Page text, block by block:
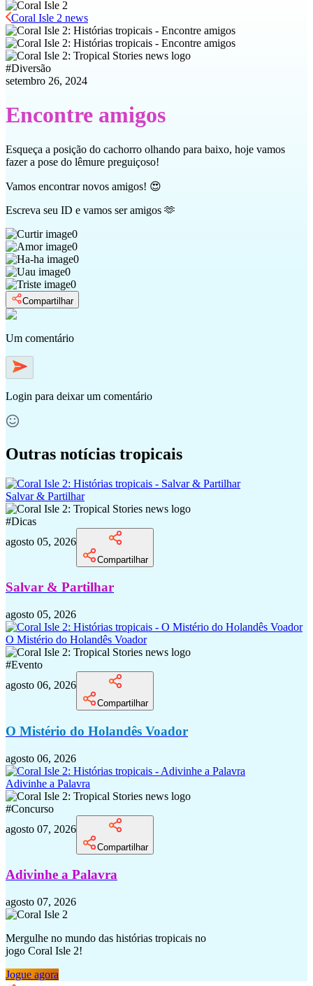
Coral Isle 2 news
#Diversão
setembro 26, 2024
Encontre amigos
Esqueça a posição do cachorro olhando para baixo, hoje vamos
fazer a pose do lêmure preguiçoso!
Vamos encontrar novos amigos! 😍
Escreva seu ID e vamos ser amigos 🫶
0
0
0
0
0
Compartilhar
Um comentário
Login para deixar um comentário
Outras notícias tropicais
Salvar & Partilhar
#Dicas
agosto 05, 2026
Compartilhar
Salvar & Partilhar
agosto 05, 2026
O Mistério do Holandês Voador
#Evento
agosto 06, 2026
Compartilhar
O Mistério do Holandês Voador
agosto 06, 2026
Adivinhe a Palavra
#Concurso
agosto 07, 2026
Compartilhar
Adivinhe a Palavra
agosto 07, 2026
Mergulhe no mundo das histórias tropicais no
jogo Coral Isle 2!
Jogue agora